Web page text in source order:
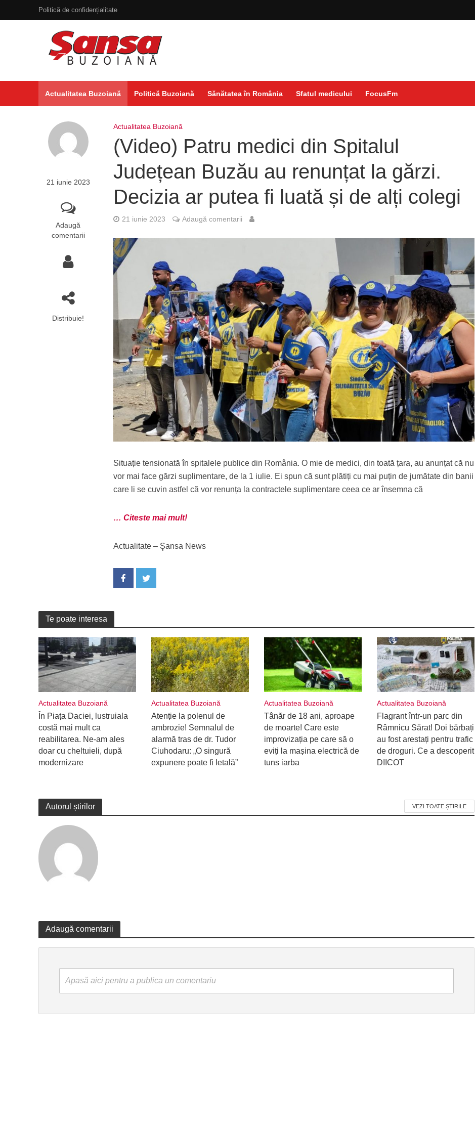
Politică de confidențialitate
Actualitatea Buzoiană Politică Buzoiană Sănătatea în România Sfatul medicului FocusFm
21 iunie 2023
Adaugă
comentarii
Distribuie!
Actualitatea Buzoiană
(Video) Patru medici din Spitalul
Județean Buzău au renunțat la gărzi.
Decizia ar putea fi luată și de alți colegi
21 iunie 2023 Adaugă comentarii
Situație tensionată în spitalele publice din România. O mie de medici, din toată țara, au anunțat că nu
vor mai face gărzi suplimentare, de la 1 iulie. Ei spun că sunt plătiți cu mai puțin de jumătate din banii
care li se cuvin astfel că vor renunța la contractele suplimentare ceea ce ar însemna că
… Citeste mai mult!
Actualitate – Şansa News
Te poate interesa
Actualitatea Buzoiană
În Piața Daciei, lustruiala
costă mai mult ca
reabilitarea. Ne-am ales
doar cu cheltuieli, după
modernizare
Actualitatea Buzoiană
Atenție la polenul de
ambrozie! Semnalul de
alarmă tras de dr. Tudor
Ciuhodaru: „O singură
expunere poate fi letală”
Actualitatea Buzoiană
Tânăr de 18 ani, aproape
de moarte! Care este
improvizația pe care să o
eviți la mașina electrică de
tuns iarba
Actualitatea Buzoiană
Flagrant într-un parc din
Râmnicu Sărat! Doi bărbați
au fost arestați pentru trafic
de droguri. Ce a descoperit
DIICOT
Autorul știrilor VEZI TOATE ȘTIRILE
Adaugă comentarii
Apasă aici pentru a publica un comentariu